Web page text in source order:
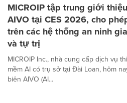
MICROIP tập trung giới
AIVO tại CES 2026, cho
trên các hệ thống an ninh
và tự trị
MICROIP Inc., nhà cung cấp dịch vụ
mềm AI có trụ sở tại Đài Loan, hôm
biên AIVO (AI...